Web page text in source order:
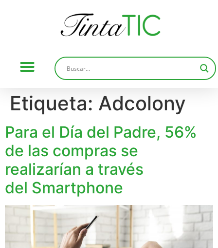
Etiqueta: Adcolony
Para el Día del Padre, 56%
de las compras se
realizarían a través
del Smartphone